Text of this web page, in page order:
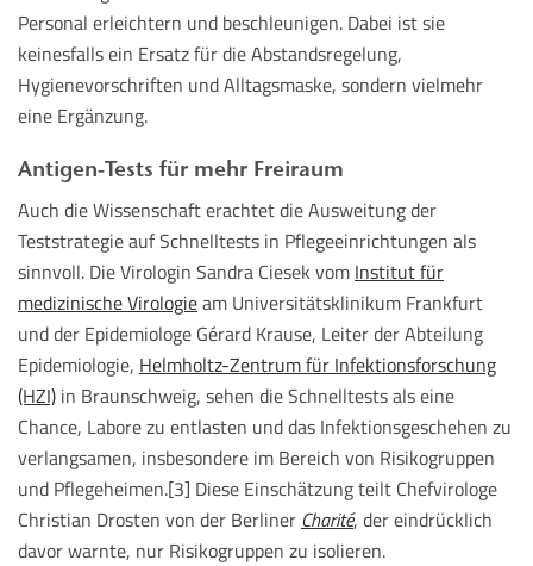
Personal erleichtern und beschleunigen. Dabei ist sie
keinesfalls ein Ersatz für die Abstandsregelung,
Hygienevorschriften und Alltagsmaske, sondern vielmehr
eine Ergänzung.
Antigen-Tests für mehr Freiraum
Auch die Wissenschaft erachtet die Ausweitung der
Teststrategie auf Schnelltests in Pflegeeinrichtungen als
sinnvoll. Die Virologin Sandra Ciesek vom Institut für
medizinische Virologieam Universitätsklinikum Frankfurt
und der Epidemiologe Gérard Krause, Leiter der Abteilung
Epidemiologie, Helmholtz-Zentrum für Infektionsforschung
(HZI) in Braunschweig, sehen die Schnelltests als eine
Chance, Labore zu entlasten und das Infektionsgeschehen zu
verlangsamen, insbesondere im Bereich von Risikogruppen
und Pflegeheimen.[3] Diese Einschätzung teilt Chefvirologe
Christian Drosten von der Berliner Charité, der eindrücklich
davor warnte, nur Risikogruppen zu isolieren.